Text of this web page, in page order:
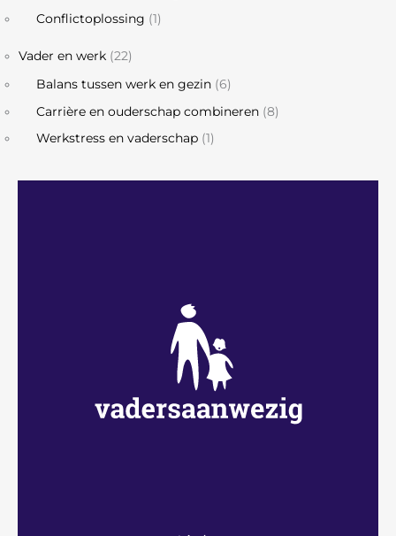
Conflictoplossing (1)
Vader en werk (22)
Balans tussen werk en gezin (6)
Carrière en ouderschap combineren (8)
Werkstress en vaderschap (1)